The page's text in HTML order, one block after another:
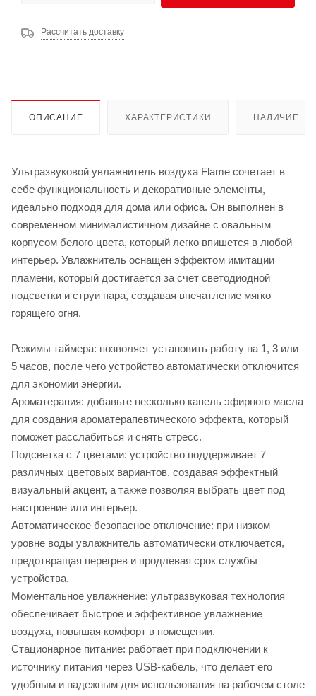
Рассчитать доставку
ОПИСАНИЕ ХАРАКТЕРИСТИКИ НАЛИЧИЕ
Ультразвуковой увлажнитель воздуха Flame сочетает в
себе функциональность и декоративные элементы,
идеально подходя для дома или офиса. Он выполнен в
современном минималистичном дизайне с овальным
корпусом белого цвета, который легко впишется в любой
интерьер. Увлажнитель оснащен эффектом имитации
пламени, который достигается за счет светодиодной
подсветки и струи пара, создавая впечатление мягко
горящего огня.
Режимы таймера: позволяет установить работу на 1, 3 или
5 часов, после чего устройство автоматически отключится
для экономии энергии.
Ароматерапия: добавьте несколько капель эфирного масла
для создания ароматерапевтического эффекта, который
поможет расслабиться и снять стресс.
Подсветка с 7 цветами: устройство поддерживает 7
различных цветовых вариантов, создавая эффектный
визуальный акцент, а также позволяя выбрать цвет под
настроение или интерьер.
Автоматическое безопасное отключение: при низком
уровне воды увлажнитель автоматически отключается,
предотвращая перегрев и продлевая срок службы
устройства.
Моментальное увлажнение: ультразвуковая технология
обеспечивает быстрое и эффективное увлажнение
воздуха, повышая комфорт в помещении.
Стационарное питание: работает при подключении к
источнику питания через USB-кабель, что делает его
удобным и надежным для использования на рабочем столе